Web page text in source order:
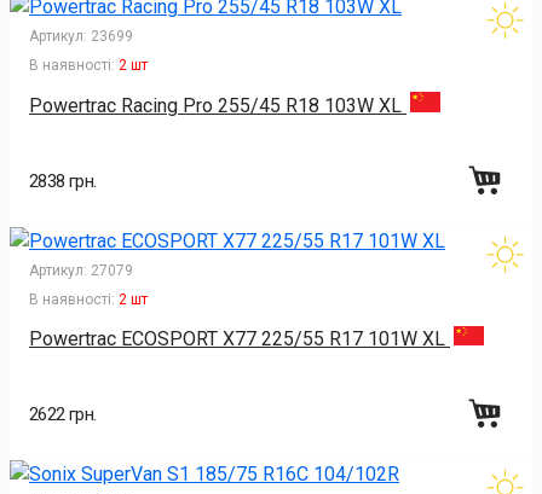
Артикул: 23699
В наявності: 2 шт
Powertrac Racing Pro 255/45 R18 103W XL
2838 грн.
Артикул: 27079
В наявності: 2 шт
Powertrac ECOSPORT X77 225/55 R17 101W XL
2622 грн.